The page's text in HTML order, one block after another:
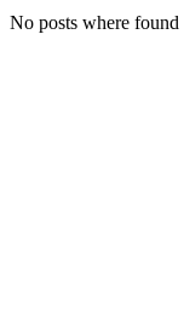
No posts where found